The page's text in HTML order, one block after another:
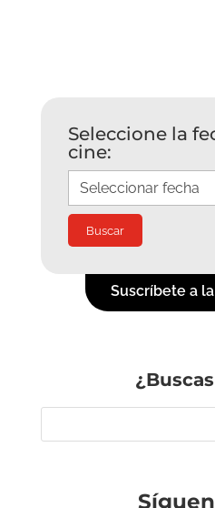
Seleccione la
cine:
Suscríbete a